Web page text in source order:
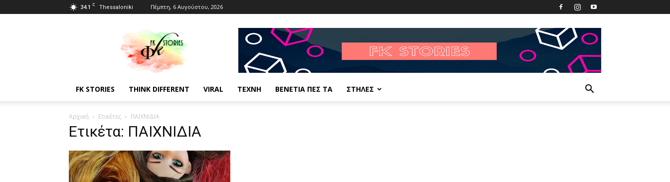
34.1 C Thessaloniki Πέμπτη, 6 Αυγούστου, 2026
Fkstories
FK STORIES THINK DIFFERENT VIRAL ΤΕΧΝΗ ΒΕΝΕΤΙΑ ΠΕΣ ΤΑ ΣΤΗΛΕΣ
Αρχική Ετικέτες ΠΑΙΧΝΙΔΙΑ
Ετικέτα: ΠΑΙΧΝΙΔΙΑ